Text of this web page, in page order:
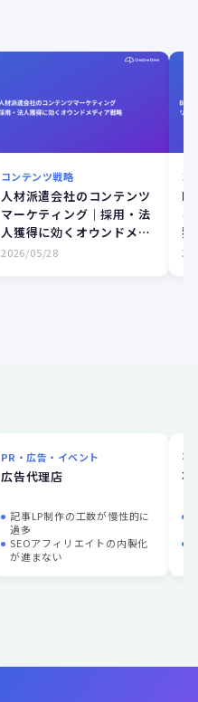
コンテンツ戦略
人材派遣会社のコンテンツ
マーケティング｜採用・法
人獲得に効くオウンドメデ
ィア戦略
2026/05/28
コ
ィ
獲
PR・広告・イベント
広告代理店
記事LP制作の工数が慢性的に
過多
SEOアフィリエイトの内製化
が進まない
不
不